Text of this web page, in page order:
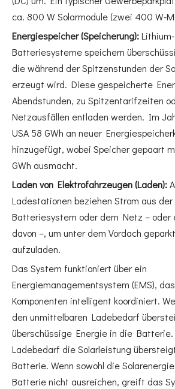
ca. 800 W Solarmodule (zwei 400 W-
Energiespeicher (Speicherung):
Batteriesysteme speichern
die während der Spitzenstunden der
erzeugt wird. Diese gespeicherte
Abendstunden, zu Spitzentarifzeiten
Netzausfällen entladen werden. Im
USA 58 GWh an neuer
hinzugefügt, wobei Speicher gepaart
GWh ausmacht.
Laden von Elektrofahrzeugen (Laden):
Ladestationen beziehen Strom aus der
Batteriesystem oder dem Netz – oder
davon –, um unter dem Vordach
aufzuladen.
Das System funktioniert über ein
Energiemanagementsystem (EMS),
Komponenten intelligent koordiniert.
den unmittelbaren Ladebedarf
überschüssige Energie in die Batterie.
Ladebedarf die Solarleistung
Batterie. Wenn sowohl die
Batterie nicht ausreichen, greift das